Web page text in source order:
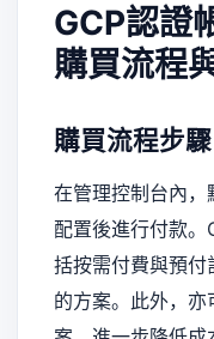
GCP認證
購買流程
購買流程步驟
在管理控制台內
配置後進行付款
括按需付費與預
的方案。此外，